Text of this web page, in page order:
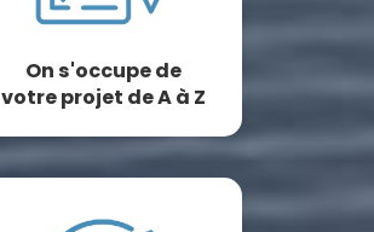
On s'occupe de
votre projet de A à Z